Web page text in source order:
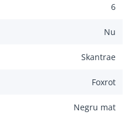
6
Nu
Skantrae
Foxrot
Negru mat